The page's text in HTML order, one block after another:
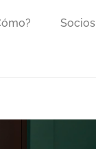
Socios